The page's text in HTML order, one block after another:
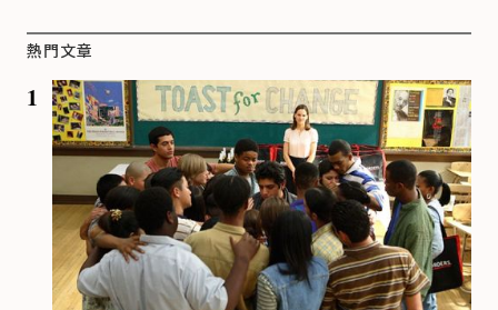
熱門文章
1